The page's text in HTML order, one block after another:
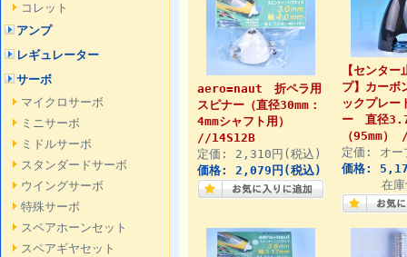
コレット
アンプ
レギュレーター
サーボ
マイクロサーボ
ミニサーボ
ミドルサーボ
スタンダードサーボ
ウイングサーボ
特殊サーボ
スペアホーンセット
スペアギヤセット
aero=naut 折ペラ用
スピナー（直径30mm：
4mmシャフト用）
//14S12B
定価: 2,310円(税込)
価格: 2,079円(税込)
【センター
プ】カーボ
ックプレー
ー 直径
（95mm）
定価: オー
価格:
在